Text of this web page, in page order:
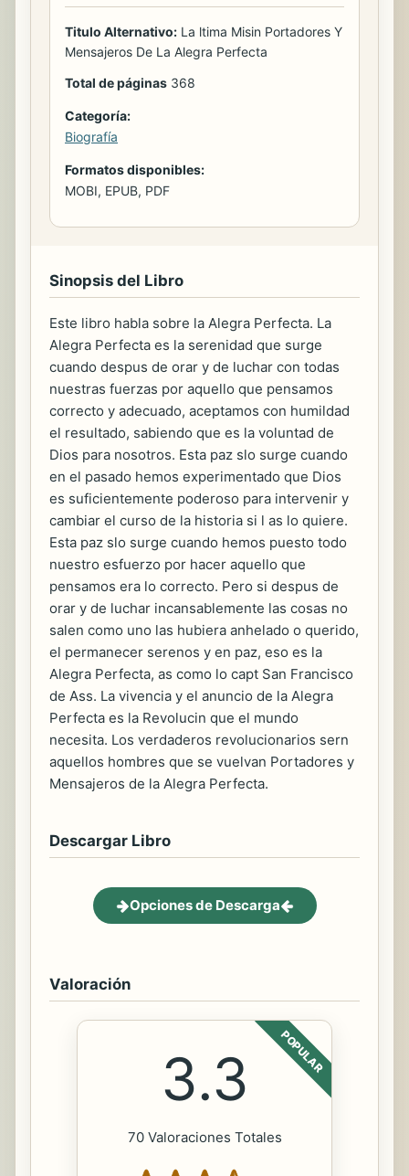
Titulo Alternativo: La ltima Misin Portadores Y
Mensajeros De La Alegra Perfecta
Total de páginas 368
Categoría:
Biografía
Formatos disponibles:
MOBI, EPUB, PDF
Sinopsis del Libro
Este libro habla sobre la Alegra Perfecta. La
Alegra Perfecta es la serenidad que surge
cuando despus de orar y de luchar con todas
nuestras fuerzas por aquello que pensamos
correcto y adecuado, aceptamos con humildad
el resultado, sabiendo que es la voluntad de
Dios para nosotros. Esta paz slo surge cuando
en el pasado hemos experimentado que Dios
es suficientemente poderoso para intervenir y
cambiar el curso de la historia si l as lo quiere.
Esta paz slo surge cuando hemos puesto todo
nuestro esfuerzo por hacer aquello que
pensamos era lo correcto. Pero si despus de
orar y de luchar incansablemente las cosas no
salen como uno las hubiera anhelado o querido,
el permanecer serenos y en paz, eso es la
Alegra Perfecta, as como lo capt San Francisco
de Ass. La vivencia y el anuncio de la Alegra
Perfecta es la Revolucin que el mundo
necesita. Los verdaderos revolucionarios sern
aquellos hombres que se vuelvan Portadores y
Mensajeros de la Alegra Perfecta.
Descargar Libro
Opciones de Descarga
Valoración
POPULAR
3.3
70 Valoraciones Totales